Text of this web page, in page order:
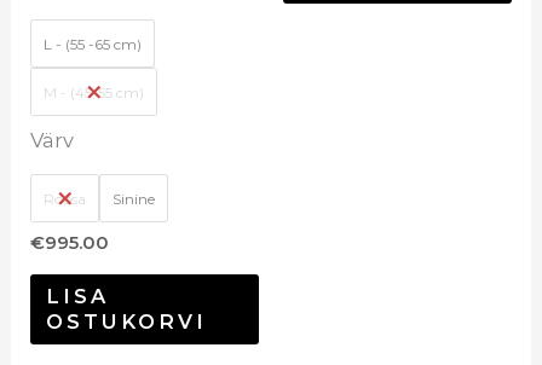
L - (55 -65 cm)
M - (45-55 cm)
Värv
Roosa Sinine
€995.00
LISA
OSTUKORVI